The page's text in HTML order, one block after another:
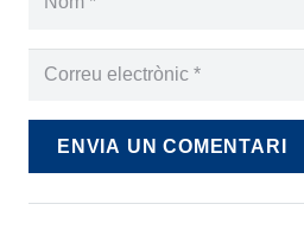
ENVIA UN COMENTARI